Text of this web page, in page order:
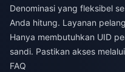
Denominasi yang fleksibel
Anda hitung. Layanan
Hanya membutuhkan UID
sandi. Pastikan akses
FAQ